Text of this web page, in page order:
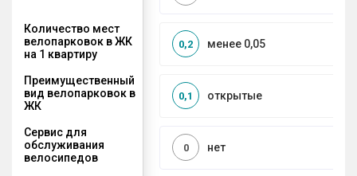
Количество мест
велопарковок в ЖК
на 1 квартиру
менее 0,05
0,2
Преимущественный
вид велопарковок в
ЖК
открытые
0,1
Сервис для
обслуживания
велосипедов
нет
0